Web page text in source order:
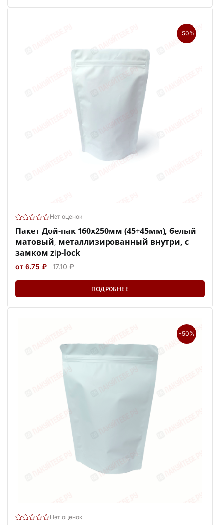
-50%
Нет оценок
Пакет Дой-пак 160х250мм (45+45мм), белый
матовый, металлизированный внутри, с
замком zip-lock
от 6.75 ₽ 17.10 ₽
ПОДРОБНЕЕ
-50%
Нет оценок